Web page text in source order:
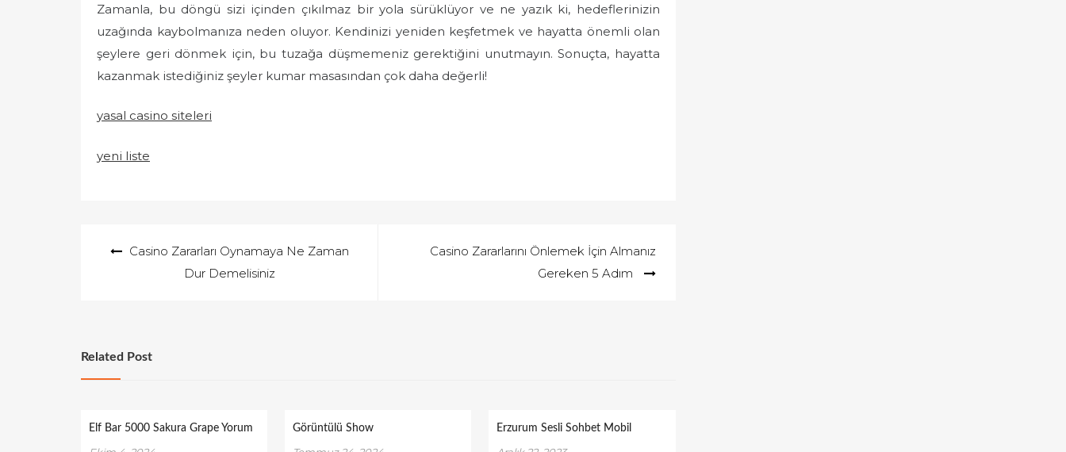
Zamanla, bu döngü sizi içinden çıkılmaz bir yola sürüklüyor ve ne yazık ki, hedeflerinizin
uzağında kaybolmanıza neden oluyor. Kendinizi yeniden keşfetmek ve hayatta önemli olan
şeylere geri dönmek için, bu tuzağa düşmemeniz gerektiğini unutmayın. Sonuçta, hayatta
kazanmak istediğiniz şeyler kumar masasından çok daha değerli!
yasal casino siteleri
yeni liste
gezinmesi
Casino Zararları Oynamaya Ne Zaman
Dur Demelisiniz
Casino Zararlarını Önlemek İçin Almanız
Gereken 5 Adım
Related Post
Elf Bar 5000 Sakura Grape Yorum Görüntülü Show Erzurum Sesli Sohbet Mobil